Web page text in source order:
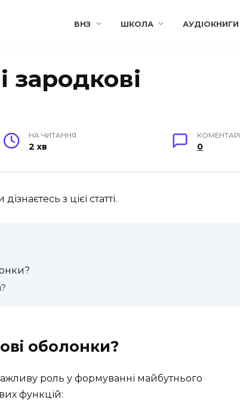
ВНЗ ШКОЛА АУДІОКНИГИ
зародкові
НА ЧИТАННЯ
2 хв
КОМЕНТАРІ
0
з цієї статті.
оболонки?
роль у формуванні майбутнього
функцій: